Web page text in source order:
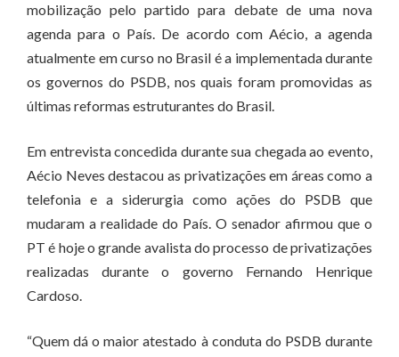
mobilização pelo partido para debate de uma nova
agenda para o País. De acordo com Aécio, a agenda
atualmente em curso no Brasil é a implementada durante
os governos do PSDB, nos quais foram promovidas as
últimas reformas estruturantes do Brasil.
Em entrevista concedida durante sua chegada ao evento,
Aécio Neves destacou as privatizações em áreas como a
telefonia e a siderurgia como ações do PSDB que
mudaram a realidade do País. O senador afirmou que o
PT é hoje o grande avalista do processo de privatizações
realizadas durante o governo Fernando Henrique
Cardoso.
“Quem dá o maior atestado à conduta do PSDB durante